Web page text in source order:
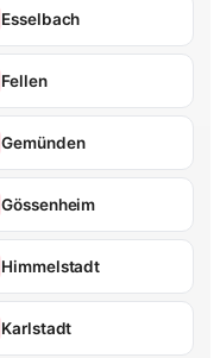
Esselbach
Fellen
Gemünden
Gössenheim
Himmelstadt
Karlstadt